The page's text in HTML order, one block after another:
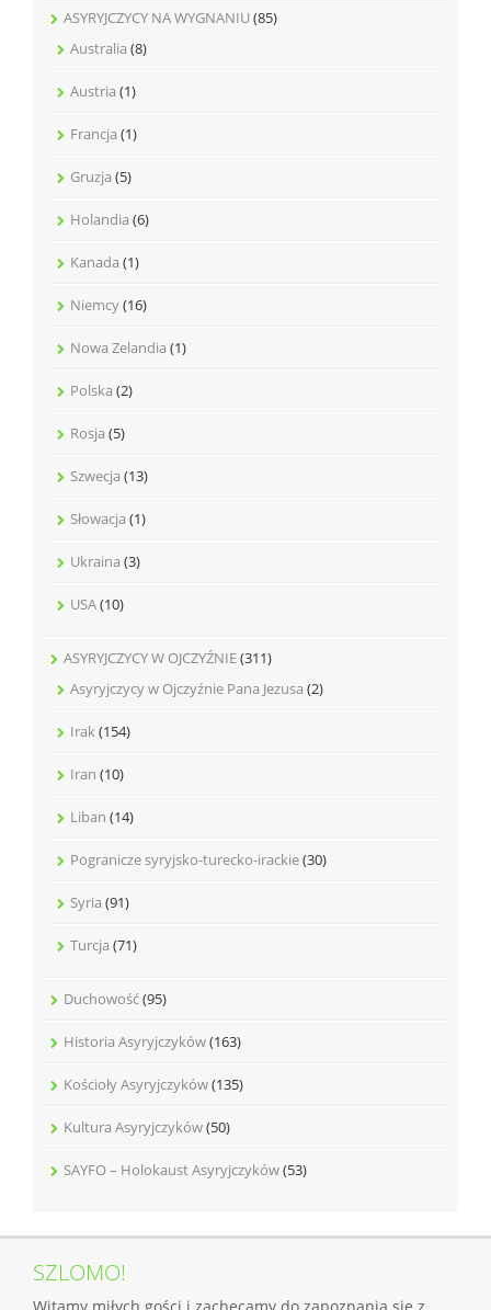
ASYRYJCZYCY NA WYGNANIU(85)
Australia (8)
Austria (1)
Francja (1)
Gruzja (5)
Holandia (6)
Kanada (1)
Niemcy(16)
Nowa Zelandia (1)
Polska (2)
Rosja (5)
Szwecja (13)
Słowacja (1)
Ukraina (3)
USA(10)
ASYRYJCZYCY W OJCZYŹNIE(311)
Asyryjczycy w Ojczyźnie Pana Jezusa (2)
Irak (154)
Iran (10)
Liban (14)
Pogranicze syryjsko-turecko-irackie(30)
Syria (91)
Turcja (71)
Duchowość(95)
Historia Asyryjczyków(163)
Kościoły Asyryjczyków(135)
Kultura Asyryjczyków(50)
SAYFO – Holokaust Asyryjczyków(53)
SZLOMO!
Witamy miłych gości i zachęcamy do zapoznania się z